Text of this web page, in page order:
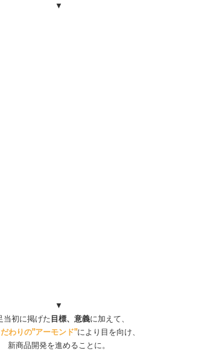
▼
▼
当初に掲げた目標、意義に加えて、
わりの"アーモンド"により目を向け、
新商品開発を進めることに。